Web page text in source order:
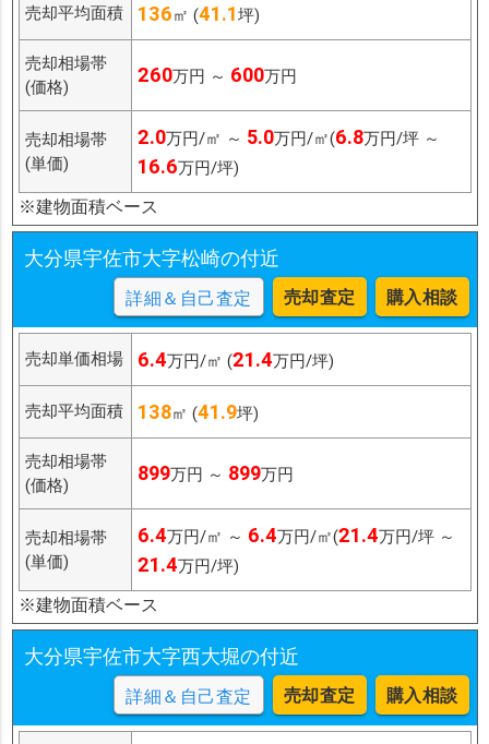
売却平均面積 136㎡ (41.1坪)
売却相場帯
(価格)
260万円 ～ 600万円
売却相場帯
(単価)
2.0万円/㎡ ～ 5.0万円/㎡(6.8万円/坪 ～
16.6万円/坪)
※建物面積ベース
大分県宇佐市大字松崎の付近
詳細＆自己査定 売却査定 購入相談
売却単価相場 6.4万円/㎡ (21.4万円/坪)
売却平均面積 138㎡ (41.9坪)
売却相場帯
(価格)
899万円 ～ 899万円
売却相場帯
(単価)
6.4万円/㎡ ～ 6.4万円/㎡(21.4万円/坪 ～
21.4万円/坪)
※建物面積ベース
大分県宇佐市大字西大堀の付近
詳細＆自己査定 売却査定 購入相談